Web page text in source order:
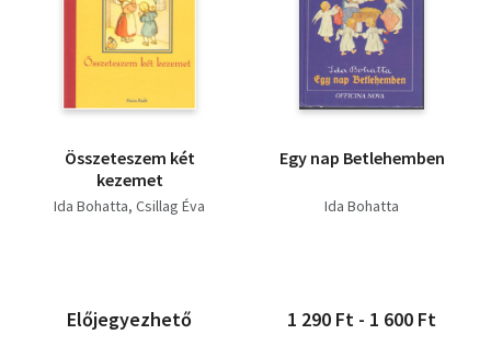
Összeteszem két
kezemet
Ida Bohatta Csillag Éva
Előjegyezhető
Egy nap Betlehemben
Ida Bohatta
1 290 Ft - 1 600 Ft